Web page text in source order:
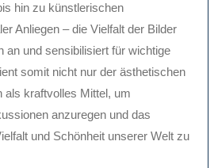
hin zu künstlerischen
Anliegen – die Vielfalt der Bilder
an und sensibilisiert für wichtige
somit nicht nur der ästhetischen
als kraftvolles Mittel, um
anzuregen und das
und Schönheit unserer Welt zu